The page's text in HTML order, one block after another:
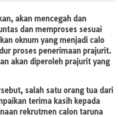
akan mencegah dan
dan memproses sesuai
oknum yang menjadi calo
proses penerimaan prajurit.
akan diperoleh prajurit yang
salah satu orang tua dari
terima kasih kepada
rekrutmen calon taruna